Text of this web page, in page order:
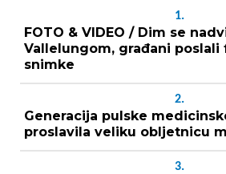
1.
FOTO & VIDEO / Dim se
Vallelungom, građani
snimke
2.
Generacija pulske
proslavila veliku obljetnicu
3.